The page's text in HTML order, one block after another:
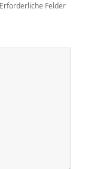
Erforderliche Felder